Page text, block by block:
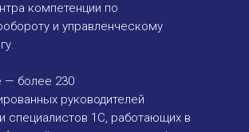
компетенции по
и управленческому
— более 230
руководителей
специалистов 1С, работающих в